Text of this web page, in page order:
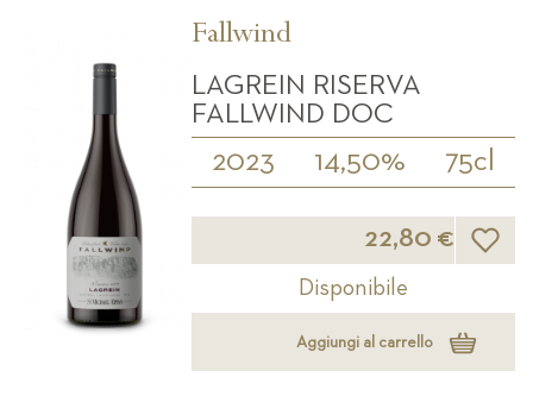
Fallwind
LAGREIN RISERVA
FALLWIND DOC
2023 14,50% 75cl
22,80 € Lista
Disponibile
Aggiungi al carrello